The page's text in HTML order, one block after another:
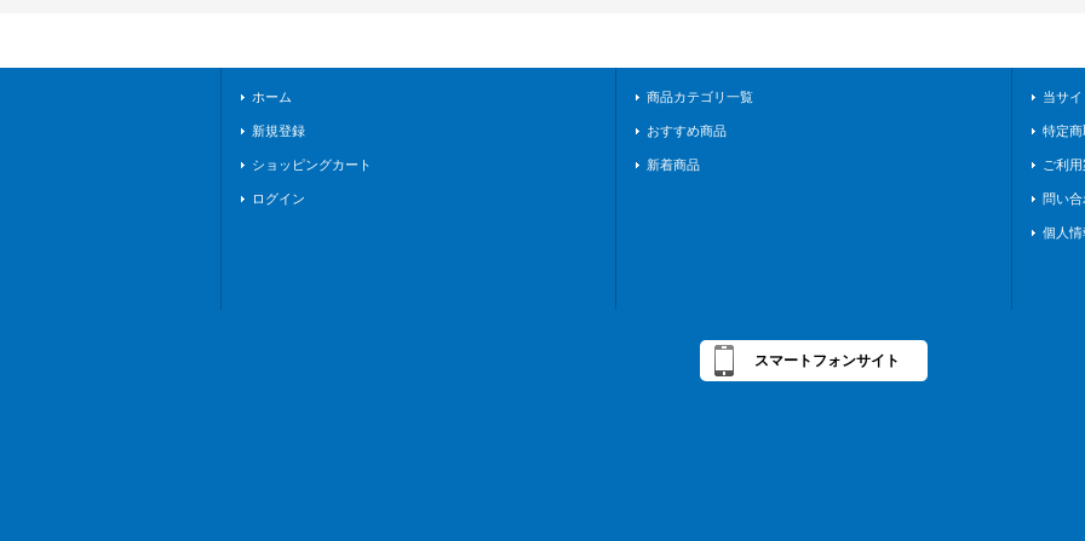
ホーム
新規登録
ショッピングカート
ログイン
商品カテゴリ一覧
おすすめ商品
新着商品
当サ
特定
ご利
問い合
個人
スマートフォンサイト